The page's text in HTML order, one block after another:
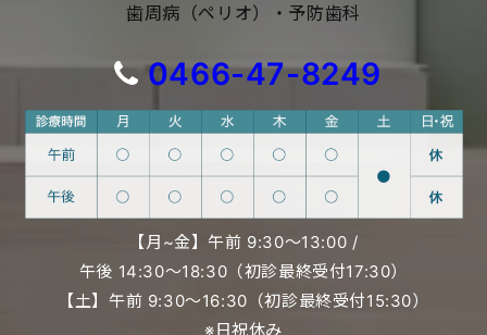
歯周病（ペリオ）・予防歯科
0466-47-8249
【月~金】午前 9:30〜13:00 /
午後 14:30〜18:30（初診最終受付17:30）
【土】午前 9:30〜16:30（初診最終受付15:30）
※日祝休み